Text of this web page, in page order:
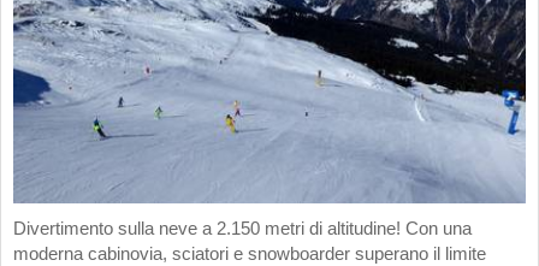
Divertimento sulla neve a 2.150 metri di altitudine! Con una
moderna cabinovia, sciatori e snowboarder superano il limite